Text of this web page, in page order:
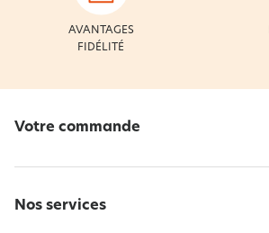
AVANTAGES
FIDÉLITÉ
Votre commande
Nos services